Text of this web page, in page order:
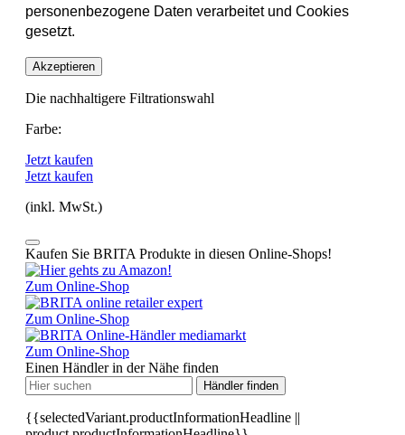
personenbezogene Daten verarbeitet und Cookies
gesetzt.
Akzeptieren
Die nachhaltigere Filtrationswahl
Farbe:
Jetzt kaufen
Jetzt kaufen
(inkl. MwSt.)
Kaufen Sie BRITA Produkte in diesen Online-Shops!
Zum Online-Shop
Zum Online-Shop
Zum Online-Shop
Einen Händler in der Nähe finden
Händler finden
{{selectedVariant.productInformationHeadline ||